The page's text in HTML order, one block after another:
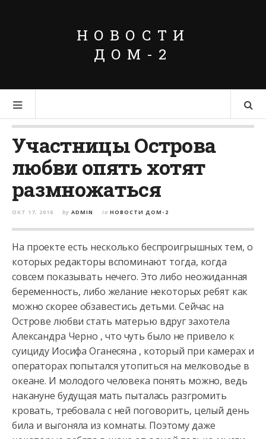
НОВОСТИ
ДОМ-2
Участницы Острова
любви опять хотят
размножаться
ОКТ 17, 2018 by ADMIN in НОВОСТИ ДОМ-2
На проекте есть несколько беспроигрышных тем, о
которых редакторы вспоминают тогда, когда
совсем показывать нечего. Это либо неожиданная
беременность, либо желание некоторых ребят как
можно скорее обзавестись детьми. Сейчас на
Острове любви стать матерью вдруг захотела
Александра Черно , что чуть было не привело к
суициду Иосифа Оганесяна , который при камерах и
операторах попытался утопиться на мелководье в
океане. И молодого человека понять можно, ведь
накануне будущая мать пыталась разгромить
кровать, требовала с ней поговорить, целый день
била и выгоняла из комнаты. Поэтому даже